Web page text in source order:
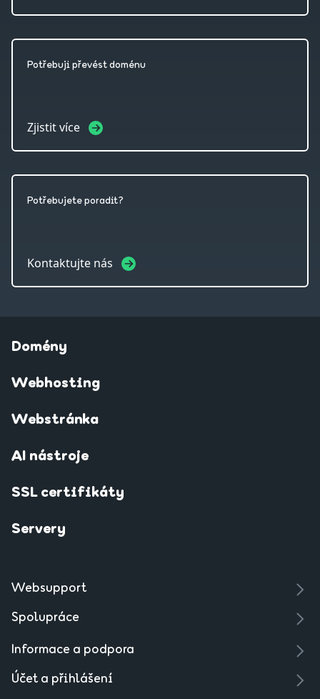
Potřebuji převést doménu
Zjistit více
Potřebujete poradit?
Kontaktujte nás
Domény
Webhosting
Webstránka
AI nástroje
SSL certifikáty
Servery
Websupport
Spolupráce
Informace a podpora
Účet a přihlášení